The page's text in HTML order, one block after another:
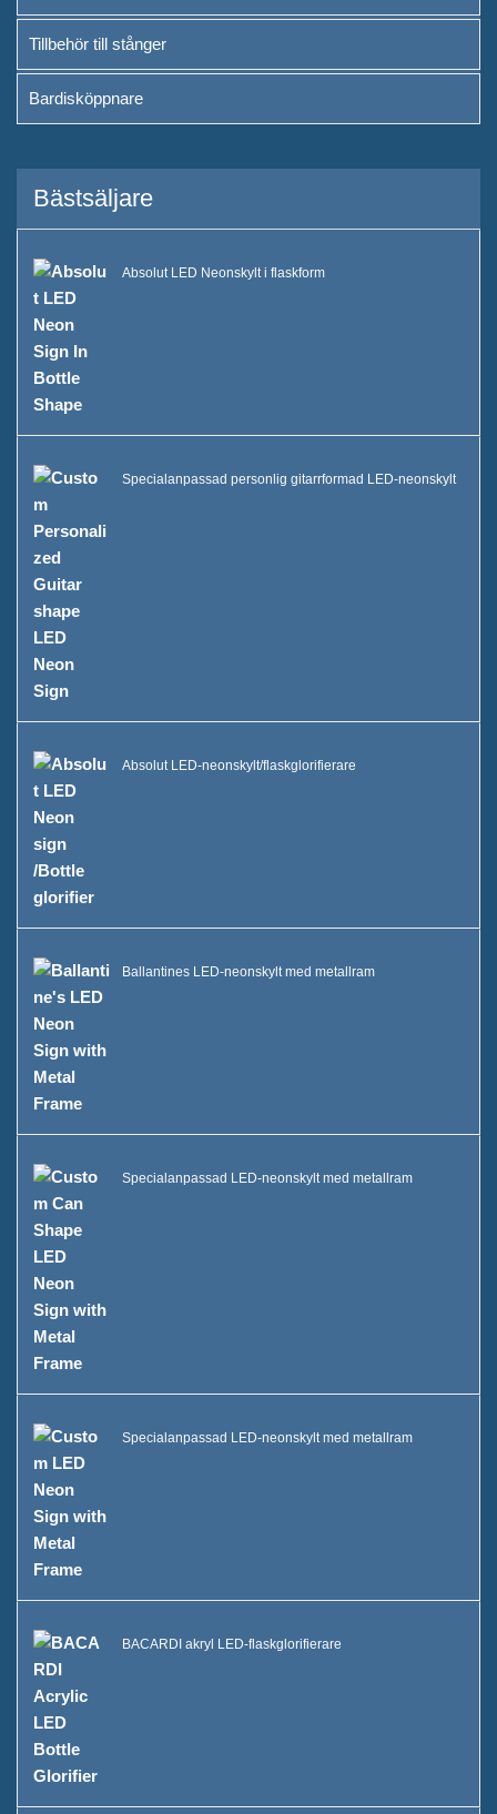
Tillbehör till stånger
Bardisköppnare
Bästsäljare
Absolut LED Neonskylt i flaskform
Specialanpassad personlig gitarrformad LED-neonskylt
Absolut LED-neonskylt/flaskglorifierare
Ballantines LED-neonskylt med metallram
Specialanpassad LED-neonskylt med metallram
Specialanpassad LED-neonskylt med metallram
BACARDI akryl LED-flaskglorifierare